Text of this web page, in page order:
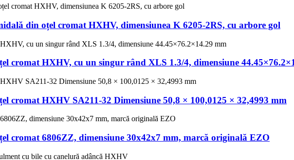
din oțel cromat HXHV, dimensiunea K 6205-2RS, cu arbore gol
cromat HXHV, cu un singur rând XLS 1.3/4, dimensiune
cromat HXHV SA211-32 Dimensiune 50,8 × 100,0125 × 32,4993 mm
cromat 6806ZZ, dimensiune 30x42x7 mm, marcă originală EZO